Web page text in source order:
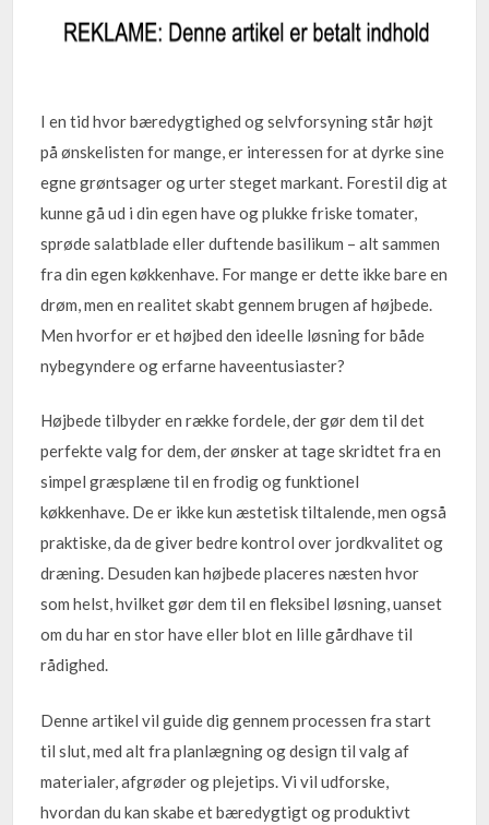
I en tid hvor bæredygtighed og selvforsyning står højt
på ønskelisten for mange, er interessen for at dyrke sine
egne grøntsager og urter steget markant. Forestil dig at
kunne gå ud i din egen have og plukke friske tomater,
sprøde salatblade eller duftende basilikum – alt sammen
fra din egen køkkenhave. For mange er dette ikke bare en
drøm, men en realitet skabt gennem brugen af højbede.
Men hvorfor er et højbed den ideelle løsning for både
nybegyndere og erfarne haveentusiaster?
Højbede tilbyder en række fordele, der gør dem til det
perfekte valg for dem, der ønsker at tage skridtet fra en
simpel græsplæne til en frodig og funktionel
køkkenhave. De er ikke kun æstetisk tiltalende, men også
praktiske, da de giver bedre kontrol over jordkvalitet og
dræning. Desuden kan højbede placeres næsten hvor
som helst, hvilket gør dem til en fleksibel løsning, uanset
om du har en stor have eller blot en lille gårdhave til
rådighed.
Denne artikel vil guide dig gennem processen fra start
til slut, med alt fra planlægning og design til valg af
materialer, afgrøder og plejetips. Vi vil udforske,
hvordan du kan skabe et bæredygtigt og produktivt